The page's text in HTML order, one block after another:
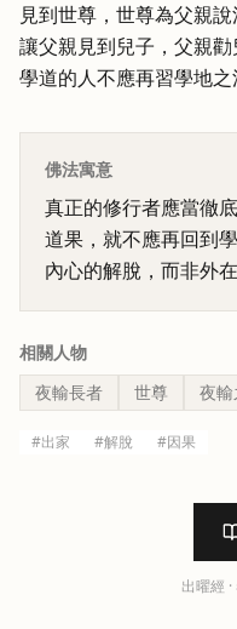
見到世尊，世尊為父親
讓父親見到兒子，父親
學道的人不應再習學地之
佛法寓意
真正的修行者應當徹
道果，就不應再回到
內心的解脫，而非外
相關人物
夜輸長者
世尊 夜輸
#出家 #解脫 #因果
出曜經